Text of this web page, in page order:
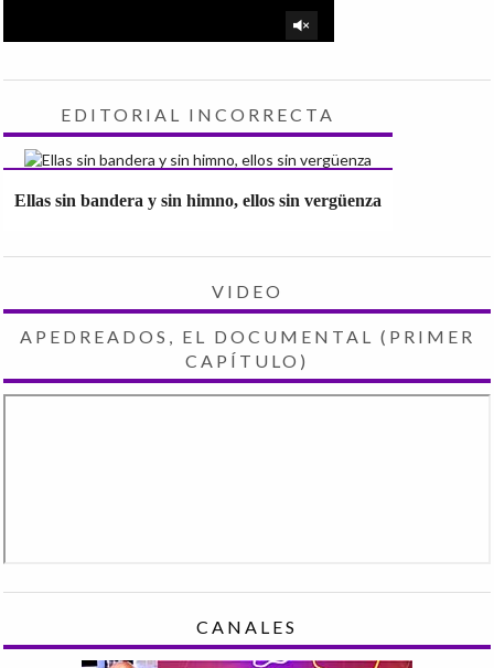
EDITORIAL INCORRECTA
Ellas sin bandera y sin himno, ellos sin vergüenza
VIDEO
APEDREADOS, EL DOCUMENTAL (PRIMER
CAPÍTULO)
CANALES